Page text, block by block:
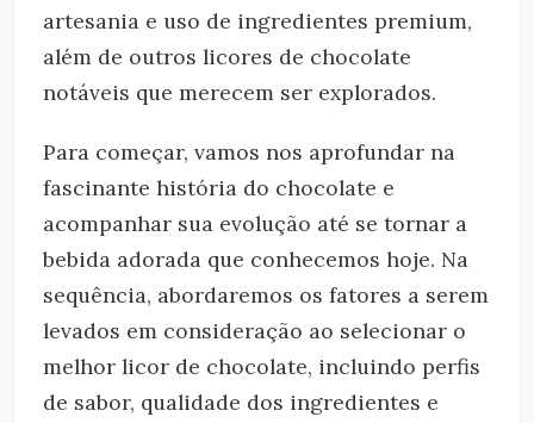
artesania e uso de ingredientes premium,
além de outros licores de chocolate
notáveis que merecem ser explorados.
Para começar, vamos nos aprofundar na
fascinante história do chocolate e
acompanhar sua evolução até se tornar a
bebida adorada que conhecemos hoje. Na
sequência, abordaremos os fatores a serem
levados em consideração ao selecionar o
melhor licor de chocolate, incluindo perfis
de sabor, qualidade dos ingredientes e